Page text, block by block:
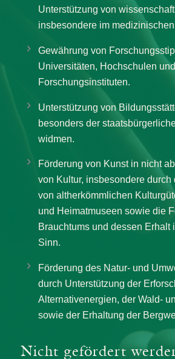
Unterstützung von
insbesondere im
Gewährung von
Universitäten, Hochschulen und
Forschungsinstituten.
Unterstützung von
besonders der
widmen.
Förderung von Kunst in nicht
von Kultur, insbesondere durch
von altherkömmlichen
und Heimatmuseen sowie die
Brauchtums und dessen Erhalt
Sinn.
Förderung des Natur- und
durch Unterstützung der
Alternativenergien, der Wald-
sowie der Erhaltung der
Nicht gefördert